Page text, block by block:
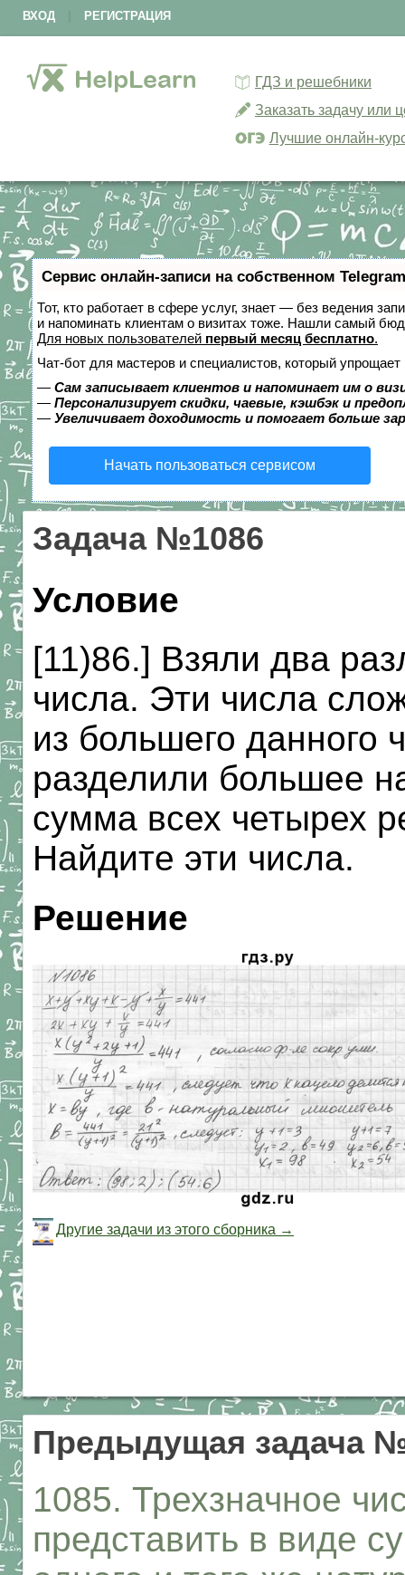
ВХОД РЕГИСТРАЦИЯ
ГДЗ и решебники
Заказать задачу или
Лучшие онлайн-
Сервис онлайн-записи на собственном
Тот, кто работает в сфере услуг, знает — без ведения
и напоминать клиентам о визитах тоже. Нашли самый
Для новых пользователей первый месяц бесплатно.
Чат-бот для мастеров и специалистов, который упрощает
— Сам записывает клиентов и напоминает им о
— Персонализирует скидки, чаевые, кэшбэк и
— Увеличивает доходимость и помогает больше
Начать пользоваться сервисом
Задача №1086
Условие
[11)86.] Взяли два
числа. Эти числа
из большего данного
разделили большее
сумма всех четырех
Найдите эти числа.
Решение
Другие задачи из этого сборника →
Предыдущая задача
1085. Трехзначное
представить в виде